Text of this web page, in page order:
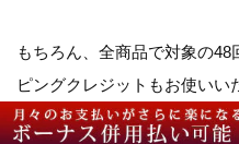
もちろん、全商品で対象の48
ピングクレジット もお使いい